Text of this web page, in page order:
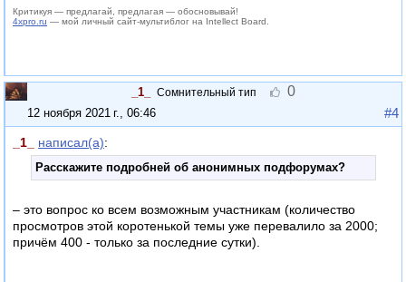
Критикуя — предлагай, предлагая — обосновывай!
4xpro.ru — мой личный сайт-мультиблог на Intellect Board.
_1_ Сомнительный тип 0
12 ноября 2021 г., 06:46 #4
_1_ написал(а):
Расскажите подробней об анонимных подфорумах?
– это вопрос ко всем возможным участникам (количество
просмотров этой коротенькой темы уже перевалило за 2000;
причём 400 - только за последние сутки).